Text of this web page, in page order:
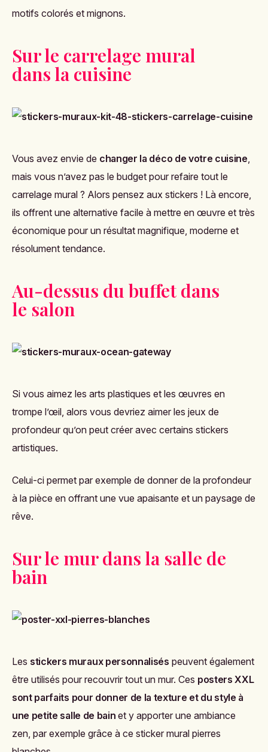
motifs colorés et mignons.
Sur le carrelage mural
dans la cuisine
Vous avez envie de changer la déco de votre cuisine,
mais vous n’avez pas le budget pour refaire tout le
carrelage mural ? Alors pensez aux stickers ! Là encore,
ils offrent une alternative facile à mettre en œuvre et très
économique pour un résultat magnifique, moderne et
résolument tendance.
Au-dessus du buffet dans
le salon
Si vous aimez les arts plastiques et les œuvres en
trompe l’œil, alors vous devriez aimer les jeux de
profondeur qu’on peut créer avec certains stickers
artistiques.
Celui-ci permet par exemple de donner de la profondeur
à la pièce en offrant une vue apaisante et un paysage de
rêve.
Sur le mur dans la salle de
bain
Les stickers muraux personnalisés peuvent également
être utilisés pour recouvrir tout un mur. Ces posters XXL
sont parfaits pour donner de la texture et du style à
une petite salle de bain et y apporter une ambiance
zen, par exemple grâce à ce sticker mural pierres